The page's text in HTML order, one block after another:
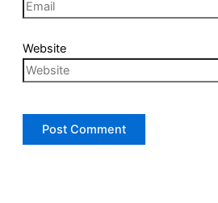
Website